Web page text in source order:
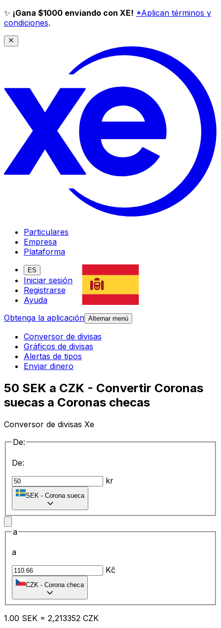
✨ ¡Gana $1000 enviando con XE! *Aplican términos y
condiciones.
Particulares
Empresa
Plataforma
ES
Iniciar sesión
Registrarse
Ayuda
Obtenga la aplicación Alternar menú
Conversor de divisas
Gráficos de divisas
Alertas de tipos
Enviar dinero
50 SEK a CZK - Convertir Coronas
suecas a Coronas checas
Conversor de divisas Xe
De:
De:
kr
SEK - Corona sueca
a
a
Kč
CZK - Corona checa
1.00 SEK = 2,213352 CZK